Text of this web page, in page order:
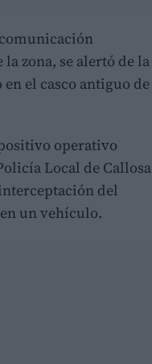
zona, se alertó de la
el casco antiguo de
operativo
Local de Callosa
del
un vehículo.